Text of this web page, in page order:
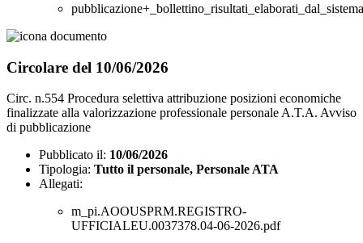
Circolare del 10/06/2026
Circ. n.554 Procedura selettiva attribuzione posizioni economiche
finalizzate alla valorizzazione professionale personale A.T.A. Avviso
di pubblicazione
Pubblicato il: 10/06/2026
Tipologia: Tutto il personale, Personale ATA
Allegati:
m_pi.AOOUSPRM.REGISTRO-
UFFICIALEU.0037378.04-06-2026.pdf